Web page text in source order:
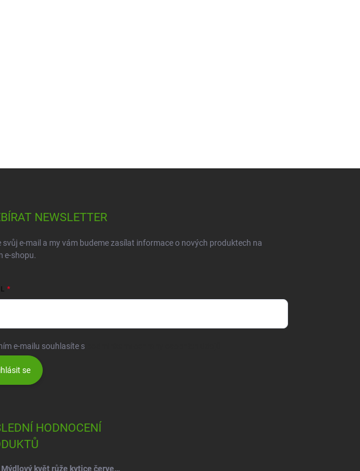
NEWSLETTER
svůj e-mail a my vám budeme zasílat informace o nových produktech na
e-shopu.
e-mailu souhlasíte s
se
HODNOCENÍ
Salsa Mýdlový květ růže kytice červená-vínová